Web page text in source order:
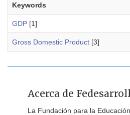
Keywords
GDP [1]
Gross Domestic Product [3]
Acerca de
La Fundación para la Educación